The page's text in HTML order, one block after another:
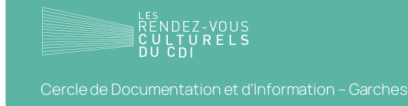
Cercle de Documentation et d'Information – Garches